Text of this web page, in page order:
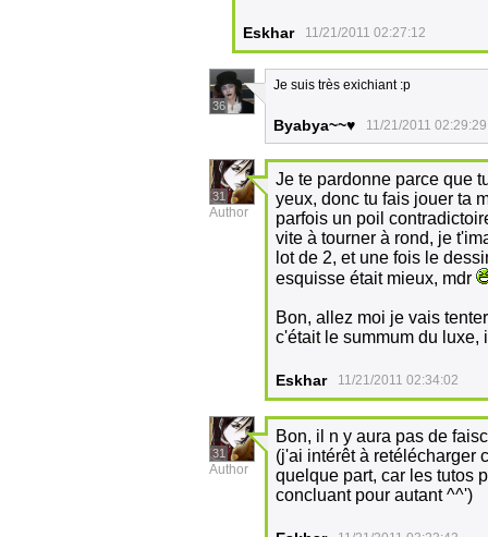
Eskhar 11/21/2011 02:27:12
36
Je suis très exichiant :p
Byabya~~♥ 11/21/2011 02:29:29
31
Author
Je te pardonne parce que
yeux, donc tu fais jouer ta
parfois un poil
vite à tourner à rond, je
lot de 2, et une fois le
esquisse était mieux, mdr
Bon, allez moi je vais
c'était le summum du luxe,
Eskhar 11/21/2011 02:34:02
31
Author
Bon, il n y aura pas de
(j'ai intérêt à retélécharger
quelque part, car les tutos
concluant pour autant ^^')